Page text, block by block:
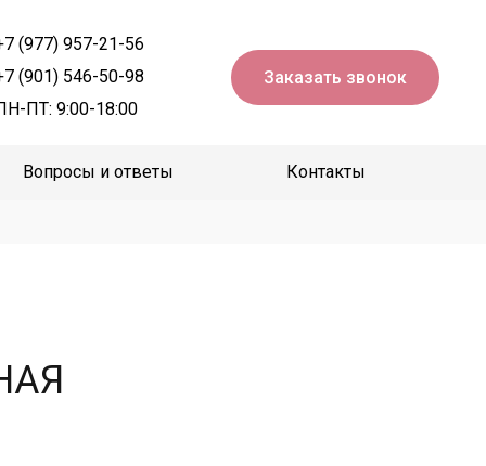
(977) 957-21-56
(901) 546-50-98
ПТ: 9:00-18:00
Заказать звонок
Вопросы и ответы Контакты